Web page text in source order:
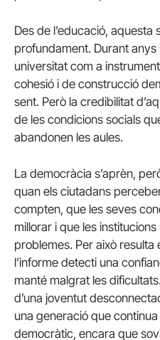
Des de l’educació, aquesta
profundament. Durant anys
universitat com a
cohesió i de construcció
sent. Però la credibilitat
de les condicions socials
abandonen les aules.
La democràcia s’aprèn,
quan els ciutadans
compten, que les seves
millorar i que les
problemes. Per això
l’informe detecti una
manté malgrat les
d’una joventut
una generació que
democràtic, encara que